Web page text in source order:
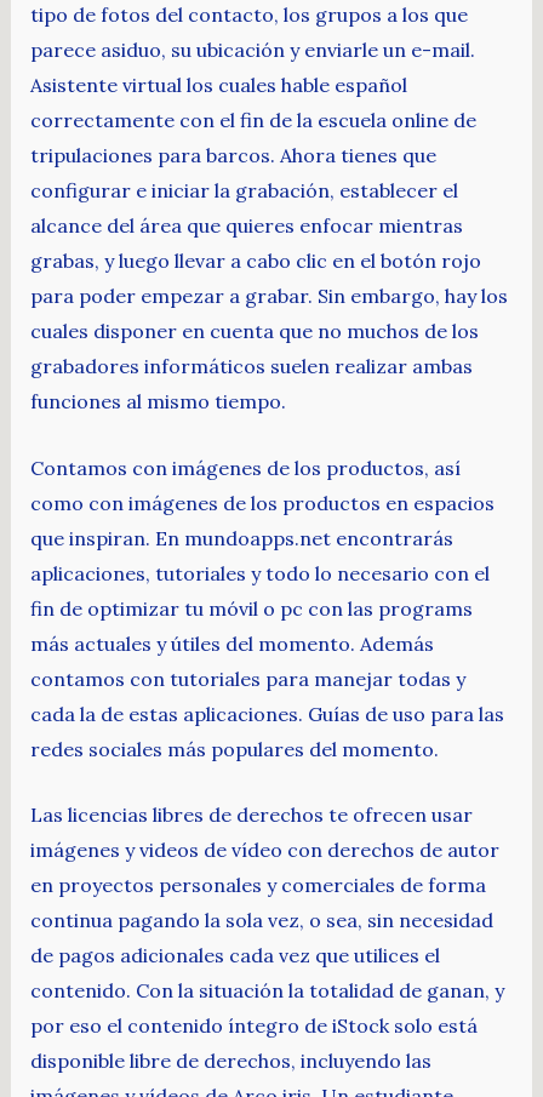
tipo de fotos del contacto, los grupos a los que
parece asiduo, su ubicación y enviarle un e-mail.
Asistente virtual los cuales hable español
correctamente con el fin de la escuela online de
tripulaciones para barcos. Ahora tienes que
configurar e iniciar la grabación, establecer el
alcance del área que quieres enfocar mientras
grabas, y luego llevar a cabo clic en el botón rojo
para poder empezar a grabar. Sin embargo, hay los
cuales disponer en cuenta que no muchos de los
grabadores informáticos suelen realizar ambas
funciones al mismo tiempo.
Contamos con imágenes de los productos, así
como con imágenes de los productos en espacios
que inspiran. En mundoapps.net encontrarás
aplicaciones, tutoriales y todo lo necesario con el
fin de optimizar tu móvil o pc con las programs
más actuales y útiles del momento. Además
contamos con tutoriales para manejar todas y
cada la de estas aplicaciones. Guías de uso para las
redes sociales más populares del momento.
Las licencias libres de derechos te ofrecen usar
imágenes y videos de vídeo con derechos de autor
en proyectos personales y comerciales de forma
continua pagando la sola vez, o sea, sin necesidad
de pagos adicionales cada vez que utilices el
contenido. Con la situación la totalidad de ganan, y
por eso el contenido íntegro de iStock solo está
disponible libre de derechos, incluyendo las